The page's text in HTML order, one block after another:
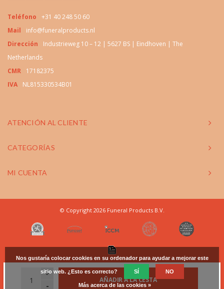
+
-
AÑADIR A LA CESTA
Teléfono
+31 40 248 50 60
Mail
info@funeralproducts.nl
Dirección
Industrieweg 10 – 12 | 5627 BS | Eindhoven | The
Netherlands
CMR
17182375
IVA
NL815330534B01
ATENCIÓN AL CLIENTE
CATEGORÍAS
MI CUENTA
© Copyright 2026 Funeral Products B.V.
Nos gustaría colocar cookies en su ordenador para ayudar a mejorar este
sitio web. ¿Esto es correcto? SÍ NO
Más acerca de las cookies »